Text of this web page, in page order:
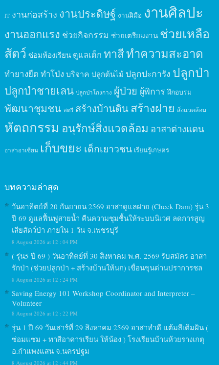
IT งานก่อสร้าง งานประดิษฐ์ งานฝีมือ งานศิลปะ
งานออกแรง ช่วยกิจกรรม ช่วยเตรียมงาน ช่วยเหลือ
สัตว์ ซ่อมห้องเรียน ดูแลเด็ก ทาสีทำความสะอาด
ทำยางยืด ทำโป่ง บริจาค ปลูกต้นไม้ ปลูกปะการัง ปลูกป่า
ปลูกป่าชายเลน ปลูกป่าโกงกาง ผู้ป่วย ผู้พิการ ฝึกอบรม
พัฒนาชุมชน สตรี สร้างบ้านดินสร้างฝาย สิ่งแวดล้อม
หัตถกรรม อนุรักษ์สิ่งแวดล้อม อาสาต่างแดน
อาสาอาเซียน เก็บขยะ เด็กเยาวชน เรียนรู้เกษตร
บทความล่าสุด
วันอาทิตย์ที่ 20 กันยายน 2569 อาสาดูแลฝาย (Check Dam) รุ่น 3
ปี 69 ดูแลฟื้นฟูสายน้ำ คืนความชุมชื้นให้ระบบนิเวศ ลดการสูญ
เสียสัตว์ป่า ภายใน 1 วัน จ.เพชรบุรี
8 August 2026 at 12 : 04 PM
( รุ่น5 ปี 69 ) วันอาทิตย์ที่ 30 สิงหาคม พ.ศ. 2569 รับสมัคร อาสา
รักป่า (ช่วยปลูกป่า + สร้างบ้านให้นก) เขื่อนขุนด่านปราการชล
8 August 2026 at 12 : 24 PM
Saving Energy 101 Workshop Coordinator and Interpreter –
Volunteer
8 August 2026 at 12 : 22 PM
รุ่น 1 ปี 69 วันเสาร์ที่ 29 สิงหาคม 2569 อาสาทำดี แต้มสีเติมฝัน (
ซ่อมแซม + ทาสีอาคารเรียน ให้น้อง ) โรงเรียนบ้านห้วยรางเกตุ
อ.กำแพงแสน จ.นครปฐม
8 August 2026 at 12 : 44 PM